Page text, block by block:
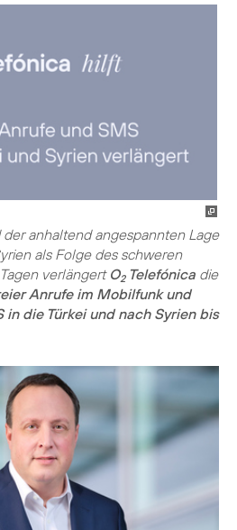
anhaltend angespannten Lage
als Folge des schweren
verlängert O2Telefónica die
Anrufe im Mobilfunk und
in die Türkei und nach Syrien bis